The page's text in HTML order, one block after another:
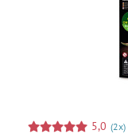
5,0 (2x)